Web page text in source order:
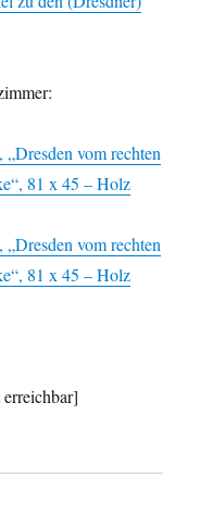
vom rechten
81 x 45 – Holz
vom rechten
81 x 45 – Holz